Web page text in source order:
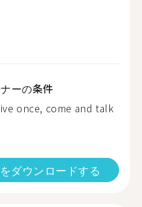
ーの条件
once, come and talk
ダウンロードする